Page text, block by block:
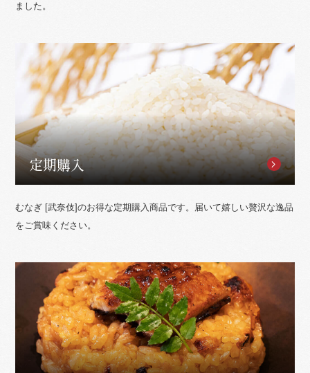
ました。
定期購入
むなぎ [武奈伎]のお得な定期購入商品です。届いて嬉しい贅沢な逸品
をご賞味ください。